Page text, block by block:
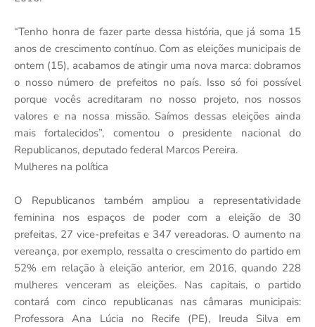
“Tenho honra de fazer parte dessa história, que já soma 15
anos de crescimento contínuo. Com as eleições municipais de
ontem (15), acabamos de atingir uma nova marca: dobramos
o nosso número de prefeitos no país. Isso só foi possível
porque vocês acreditaram no nosso projeto, nos nossos
valores e na nossa missão. Saímos dessas eleições ainda
mais fortalecidos”, comentou o presidente nacional do
Republicanos, deputado federal Marcos Pereira.
Mulheres na política
O Republicanos também ampliou a representatividade
feminina nos espaços de poder com a eleição de 30
prefeitas, 27 vice-prefeitas e 347 vereadoras. O aumento na
vereança, por exemplo, ressalta o crescimento do partido em
52% em relação à eleição anterior, em 2016, quando 228
mulheres venceram as eleições. Nas capitais, o partido
contará com cinco republicanas nas câmaras municipais:
Professora Ana Lúcia no Recife (PE), Ireuda Silva em